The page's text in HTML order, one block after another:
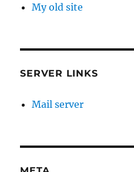
My old site
SERVER LINKS
Mail server